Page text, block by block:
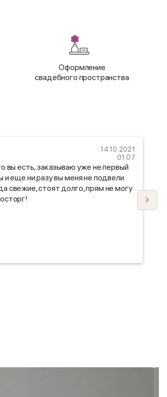
Оформление
свадебного пространства
14.10.2021
01:07
вы есть, заказываю уже не первый
и еще ни разу вы меня не подвели.
свежие, стоят долго, прям не могу